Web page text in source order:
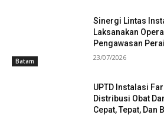
Batam
Sinergi Lintas
Laksanakan
Pengawasan
23/07/2026
UPTD Instalasi
Distribusi Obat
Cepat, Tepat, Dan